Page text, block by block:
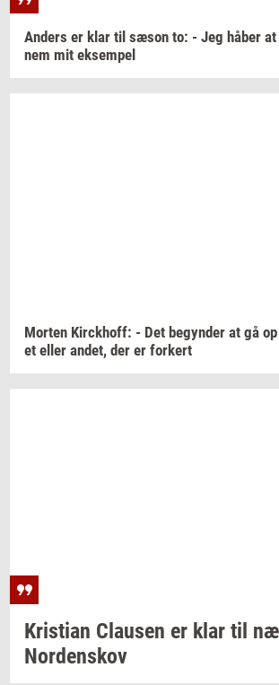
An­ders er klar til sæson to: - Jeg håber at
nem mit ek­sem­pel
Mor­ten Kirck­hoff: - Det be­gyn­der at gå
et eller andet, der er for­kert
Kri­sti­an Clau­sen er klar til
Nor­denskov